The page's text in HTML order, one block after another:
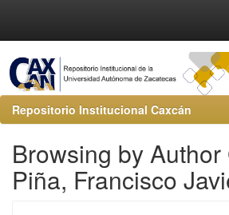
Repositorio Institucional Caxcán
Browsing by
Piña, Francisco